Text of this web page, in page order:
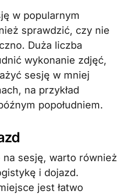
w popularnym
sprawdzić, czy nie
Duża liczba
wykonanie zdjęć,
sesję w mniej
na przykład
popołudniem.
sesję, warto również
i dojazd.
jest łatwo